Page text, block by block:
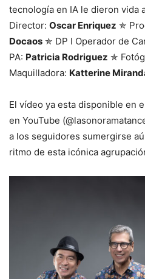
tecnología en IA le dieron vida
Director: Oscar Enriquez ✯
Docaos ✯ DP I Operador de
PA: Patricia Rodriguez ✯
Maquilladora: Katterine
El vídeo ya esta disponible en
en YouTube
a los seguidores sumergirse
ritmo de esta icónica